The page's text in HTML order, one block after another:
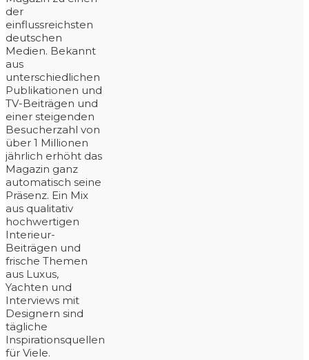
der
einflussreichsten
deutschen
Medien. Bekannt
aus
unterschiedlichen
Publikationen und
TV-Beiträgen und
einer steigenden
Besucherzahl von
über 1 Millionen
jährlich erhöht das
Magazin ganz
automatisch seine
Präsenz. Ein Mix
aus qualitativ
hochwertigen
Interieur-
Beiträgen und
frische Themen
aus Luxus,
Yachten und
Interviews mit
Designern sind
tägliche
Inspirationsquellen
für Viele.